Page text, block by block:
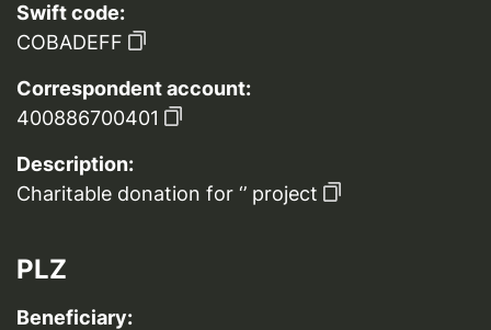
Swift code:
COBADEFF
Correspondent account:
400886700401
Description:
Charitable donation for ‘’ project
PLZ
Beneficiary: